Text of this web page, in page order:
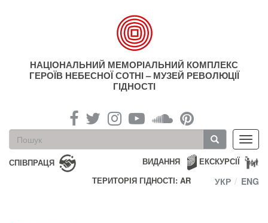
НАЦІОНАЛЬНИЙ МЕМОРІАЛЬНИЙ КОМПЛЕКС
ГЕРОЇВ НЕБЕСНОЇ СОТНІ – МУЗЕЙ РЕВОЛЮЦІЇ
ГІДНОСТІ
Пошукова
форма
Пошук
СПІВПРАЦЯ ЕКСКУРСІЇ
ВИДАННЯ
ТЕРИТОРІЯ ГІДНОСТІ: AR
УКР ENG